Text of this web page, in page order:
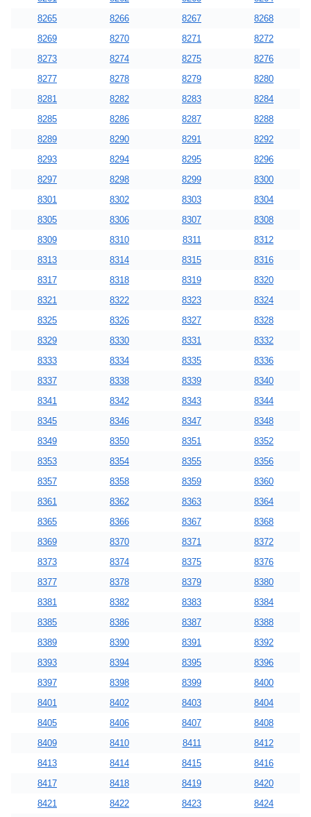
8265
8266 8267
8268
8269
8270 8271
8272
8273
8274 8275
8276
8277
8278 8279
8280
8281
8282 8283
8284
8285
8286 8287
8288
8289
8290 8291
8292
8293
8294 8295
8296
8297
8298 8299
8300
8301
8302 8303
8304
8305
8306 8307
8308
8309
8310 8311
8312
8313
8314 8315
8316
8317
8318 8319
8320
8321
8322 8323
8324
8325
8326 8327
8328
8329
8330 8331
8332
8333
8334 8335
8336
8337
8338 8339
8340
8341
8342 8343
8344
8345
8346 8347
8348
8349
8350 8351
8352
8353
8354 8355
8356
8357
8358 8359
8360
8361
8362 8363
8364
8365
8366 8367
8368
8369
8370 8371
8372
8373
8374 8375
8376
8377
8378 8379
8380
8381
8382 8383
8384
8385
8386 8387
8388
8389
8390 8391
8392
8393
8394 8395
8396
8397
8398 8399
8400
8401
8402 8403
8404
8405
8406 8407
8408
8409
8410 8411
8412
8413
8414 8415
8416
8417
8418 8419
8420
8421
8422 8423
8424